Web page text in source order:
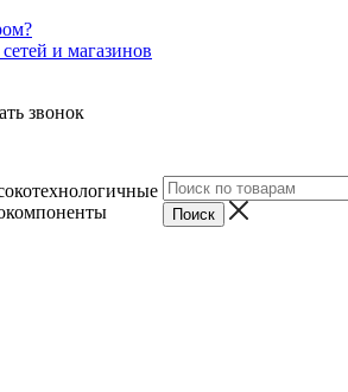
и магазинов
звонок